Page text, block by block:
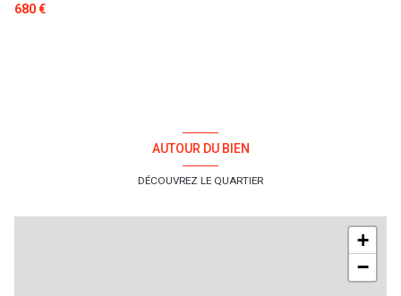
2 niveau(x)
680 €
AUTOUR DU BIEN
DÉCOUVREZ LE QUARTIER
+
−